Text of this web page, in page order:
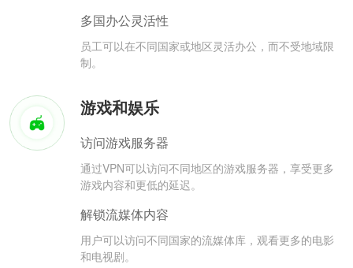
多国办公灵活性
员工可以在不同国家或地区灵活办公，而不受地域限
制。
游戏和娱乐
访问游戏服务器
通过VPN可以访问不同地区的游戏服务器，享受更多
游戏内容和更低的延迟。
解锁流媒体内容
用户可以访问不同国家的流媒体库，观看更多的电影
和电视剧。